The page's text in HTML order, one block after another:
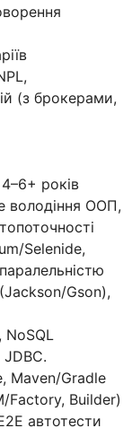
(з брокерами,
років
володіння ООП,
Selenide,
Gson),
NoSQL
Maven/Gradle
Factory, Builder)
автотести